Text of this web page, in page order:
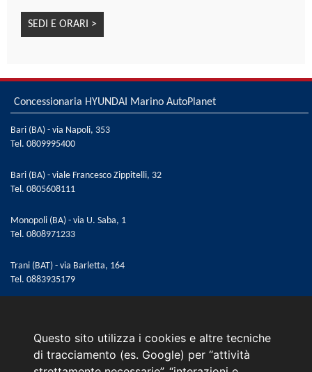
Questo sito utilizza i cookies e altre tecniche
di tracciamento (es. Google) per “attività
(T.P.M.S.)
Sistema di riconoscimento attivo dei limiti di velocità
conducente (D.A.W.)
Sistema elettronico di controllo della stabilità (E.S.C.)
Specchietti esterni regolabili e riscaldabili
elettricamente
Specchietti retrovisori ripiegabili elettricamente
Tendine parasole posteriori manuali
Vetri posteriori oscurati
Volante regolabile in altezza
Volante rivestito in pelle
SEDI E ORARI >
Concessionaria HYUNDAI Marino AutoPlanet
Bari (BA) - via Napoli, 353
Tel. 0809995400
Bari (BA) - viale Francesco Zippitelli, 32
Tel. 0805608111
Monopoli (BA) - via U. Saba, 1
Tel. 0808971233
Trani (BAT) - via Barletta, 164
Tel. 0883935179
Menù